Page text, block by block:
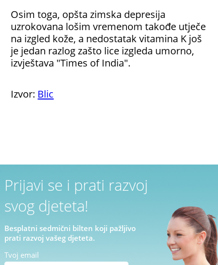
Osim toga, opšta zimska depresija
uzrokovana lošim vremenom takođe utječe
na izgled kože, a nedostatak vitamina K još
je jedan razlog zašto lice izgleda umorno,
izvještava "Times of India".
Izvor: Blic
Prijavi se i prati razvoj
svog djeteta!
Besplatni sedmični bilten koji pažljivo
prati razvoj vašeg djeteta.
Tvoj email